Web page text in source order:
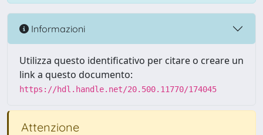
Informazioni
Utilizza questo identificativo per citare o creare un
link a questo documento:
https://hdl.handle.net/20.500.11770/174045
Attenzione